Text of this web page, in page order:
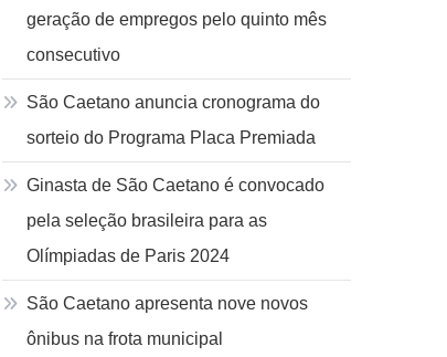
geração de empregos pelo quinto mês
consecutivo
São Caetano anuncia cronograma do
sorteio do Programa Placa Premiada
Ginasta de São Caetano é convocado
pela seleção brasileira para as
Olímpiadas de Paris 2024
São Caetano apresenta nove novos
ônibus na frota municipal